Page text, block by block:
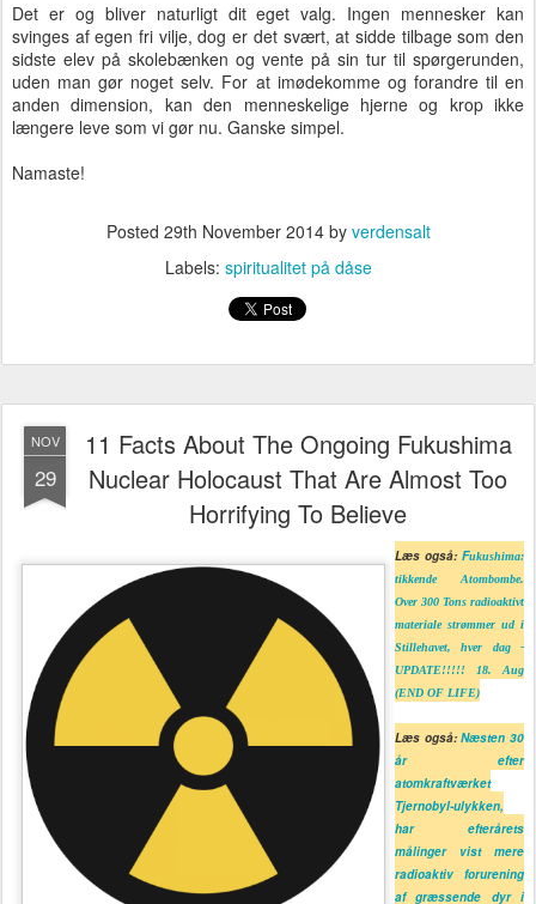
Det er og bliver naturligt dit eget valg. Ingen mennesker kan
svinges af egen fri vilje, dog er det svært, at sidde tilbage som den
sidste elev på skolebænken og vente på sin tur til spørgerunden,
uden man gør noget selv. For at imødekomme og forandre til en
anden dimension, kan den menneskelige hjerne og krop ikke
længere leve som vi gør nu. Ganske simpel.
Namaste!
Posted 29th November 2014by verdensalt
Labels: spiritualitet på dåse
NOV
29
11 Facts About The Ongoing Fukushima
Nuclear Holocaust That Are Almost Too
Horrifying To Believe
Læs også: Fukushima:
tikkende Atombombe.
Over 300 Tons radioaktivt
materiale strømmer ud i
Stillehavet, hver dag -
UPDATE!!!!! 18. Aug
(END OF LIFE)
Læs også:Næsten 30
år efter
atomkraftværket
Tjernobyl-ulykken,
har efterårets
målinger vist mere
radioaktiv forurening
af græssende dyr i